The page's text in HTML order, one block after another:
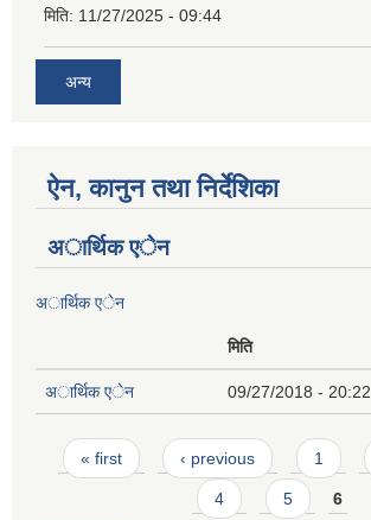
मिति: 11/27/2025 - 09:44
अन्य
ऐन, कानुन तथा निर्देशिका
अार्थिक एेन
अार्थिक एेन
मिति
अार्थिक एेन 09/27/2018 - 20:22
Pages
« first ‹ previous 1
4 5 6